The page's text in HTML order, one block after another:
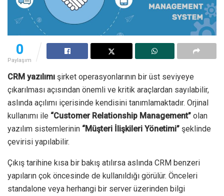
0
Paylaşım
CRM yazılımı şirket operasyonlarının bir üst seviyeye
çıkarılması açısından önemli ve kritik araçlardan sayılabilir,
aslında açılımı içerisinde kendisini tanımlamaktadır. Orjinal
kullanımı ile “Customer Relationship Management” olan
yazılım sistemlerinin “Müşteri İlişkileri Yönetimi” şeklinde
çevirisi yapılabilir.
Çıkış tarihine kısa bir bakış atılırsa aslında CRM benzeri
yapıların çok öncesinde de kullanıldığı görülür. Önceleri
standalone veya herhangi bir server üzerinden bilgi